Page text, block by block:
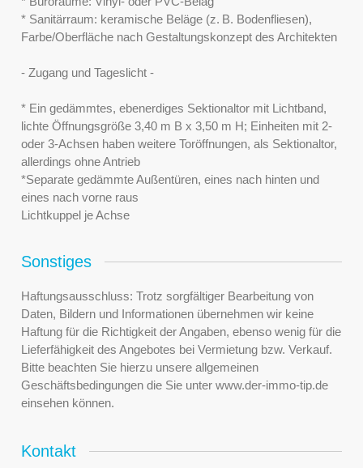
* Sanitärraum: keramische Beläge (z. B. Bodenfliesen),
Farbe/Oberfläche nach Gestaltungskonzept des Architekten
- Zugang und Tageslicht -
* Ein gedämmtes, ebenerdiges Sektionaltor mit Lichtband,
lichte Öffnungsgröße 3,40 m B x 3,50 m H; Einheiten mit 2-
oder 3-Achsen haben weitere Toröffnungen, als Sektionaltor,
allerdings ohne Antrieb
*Separate gedämmte Außentüren, eines nach hinten und
eines nach vorne raus
Lichtkuppel je Achse
Sonstiges
Haftungsausschluss: Trotz sorgfältiger Bearbeitung von
Daten, Bildern und Informationen übernehmen wir keine
Haftung für die Richtigkeit der Angaben, ebenso wenig für die
Lieferfähigkeit des Angebotes bei Vermietung bzw. Verkauf.
Bitte beachten Sie hierzu unsere allgemeinen
Geschäftsbedingungen die Sie unter www.der-immo-tip.de
einsehen können.
Kontakt